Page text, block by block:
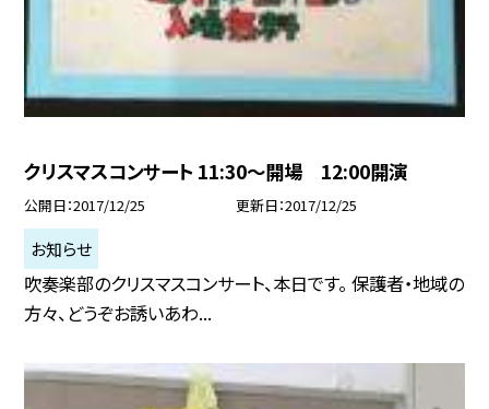
クリスマスコンサート 11:30〜開場 12:00開演
公開日 2017/12/25 更新日 2017/12/25
お知らせ
吹奏楽部のクリスマスコンサート、本日です。 保護者・地域の
方々、どうぞお誘いあわ...